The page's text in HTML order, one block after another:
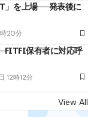
」を上場──発表後に
20分
保有者に対応呼
12時12分
View All